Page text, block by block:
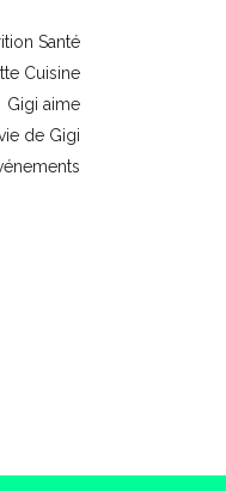
Santé
Cuisine
Gigi aime
vie de Gigi